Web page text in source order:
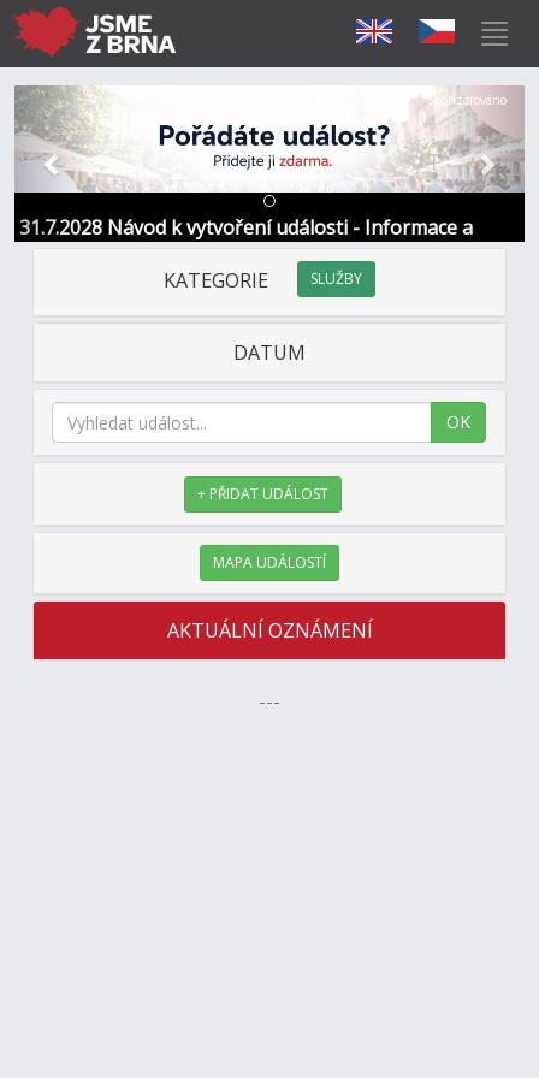
31.7.2028 Návod k vytvoření události - Informace a
kontakt
Předchozí Další
Sponzorováno
KATEGORIE SLUŽBY
DATUM
OK
+ PŘIDAT UDÁLOST
MAPA UDÁLOSTÍ
AKTUÁLNÍ OZNÁMENÍ
---